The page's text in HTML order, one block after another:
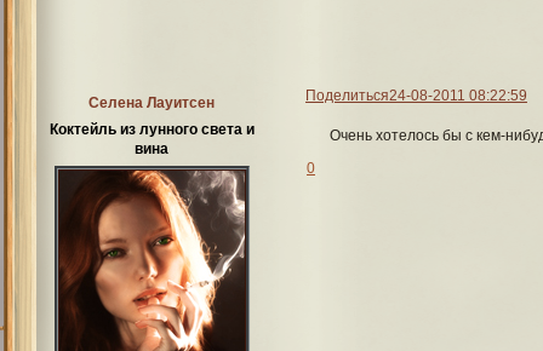
Поделиться24-08-2011 08:22:59
Селена Лауитсен
Коктейль из лунного света и
вина
Очень хотелось бы с кем-
0